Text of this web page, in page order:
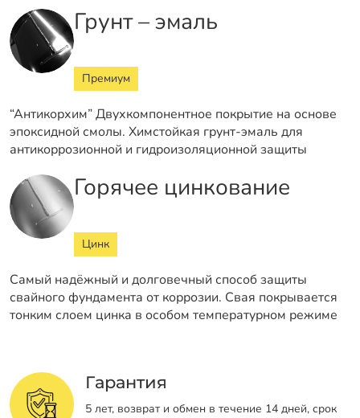
Грунт – эмаль
Премиум
“Антикорхим” Двухкомпонентное покрытие на основе
эпоксидной смолы. Химстойкая грунт-эмаль для
антикоррозионной и гидроизоляционной защиты
Горячее цинкование
Цинк
Самый надёжный и долговечный способ защиты
свайного фундамента от коррозии. Свая покрывается
тонким слоем цинка в особом температурном режиме
Гарантия
5 лет, возврат и обмен в течение 14 дней, срок